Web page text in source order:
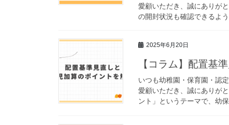
愛顧いただき、誠にありが
の開封状況も確認できるよ
2025年6月20日
【コラム】配置基
いつも幼稚園・保育園・認
愛顧いただき、誠にありが
ント」というテーマで、幼